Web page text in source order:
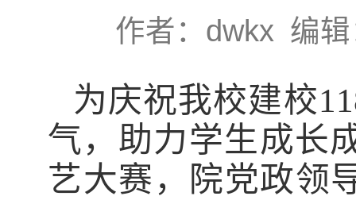
作者：dwkx 编
为庆祝我校建校
气，助力学生成长
艺大赛，院党政领